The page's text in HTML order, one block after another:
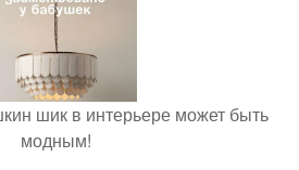
шик в интерьере может быть
модным!